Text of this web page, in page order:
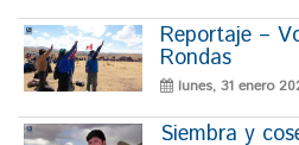
Reportaje –
Rondas
lunes, 31 enero
Siembra y